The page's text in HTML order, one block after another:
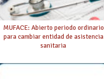
MUFACE: Abierto periodo ordinario
para cambiar entidad de asistencia
sanitaria